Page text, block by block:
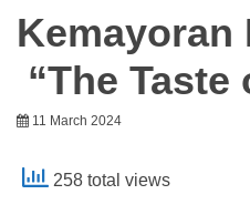
Kemayoran
“The Taste
11 March 2024
258 total views